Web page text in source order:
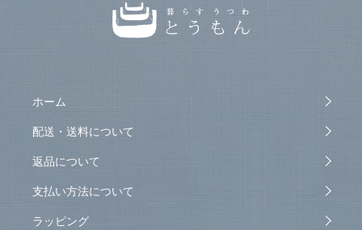
ホーム
配送・送料について
返品について
支払い方法について
ラッピング